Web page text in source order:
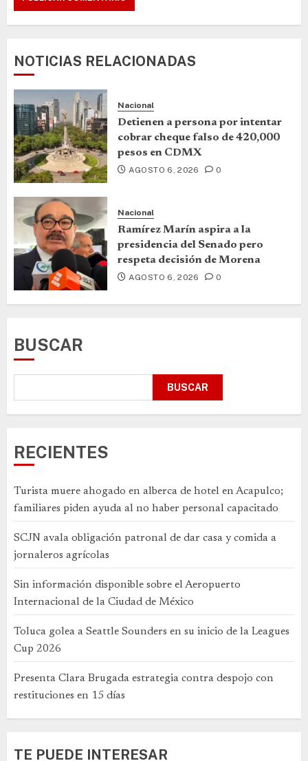
NOTICIAS RELACIONADAS
Nacional
Detienen a persona por intentar
cobrar cheque falso de 420,000
pesos en CDMX
AGOSTO 6, 2026 0
Nacional
Ramírez Marín aspira a la
presidencia del Senado pero
respeta decisión de Morena
AGOSTO 6, 2026 0
BUSCAR
BUSCAR
RECIENTES
Turista muere ahogado en alberca de hotel en Acapulco;
familiares piden ayuda al no haber personal capacitado
SCJN avala obligación patronal de dar casa y comida a
jornaleros agrícolas
Sin información disponible sobre el Aeropuerto
Internacional de la Ciudad de México
Toluca golea a Seattle Sounders en su inicio de la Leagues
Cup 2026
Presenta Clara Brugada estrategia contra despojo con
restituciones en 15 días
TE PUEDE INTERESAR